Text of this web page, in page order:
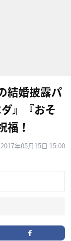
結婚披露パ
』『おそ
福！
2017年05月15日 15:00